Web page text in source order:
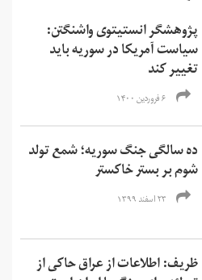
پژوهشگر انستیتوی واشنگتن:
سیاست آمریکا در سوریه باید
تغییر کند
۶ فروردین ۱۴۰۰
ده‌ سالگی جنگ سوریه؛ شمع تولد
شوم بر بستر خاکستر
۲۳ اسفند ۱۳۹۹
ظریف: اطلاعات از عراق حاکی از